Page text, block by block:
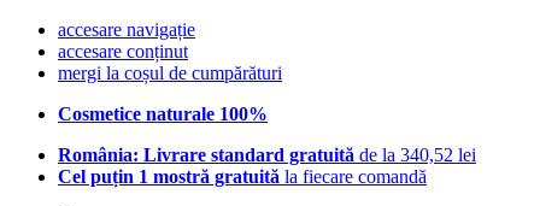
accesare navigație
accesare conținut
mergi la coșul de cumpărături
Cosmetice naturale 100%
România: Livrare standard gratuită de la 340,52 lei
Cel puțin 1 mostră gratuită la fiecare comandă